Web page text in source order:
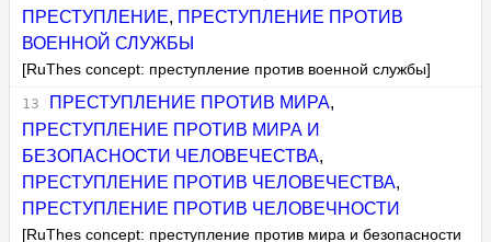
ПРЕСТУПЛЕНИЕ, ПРЕСТУПЛЕНИЕ ПРОТИВ
ВОЕННОЙ СЛУЖБЫ
[RuThes concept: преступление против военной службы]
ПРЕСТУПЛЕНИЕ ПРОТИВ МИРА,
ПРЕСТУПЛЕНИЕ ПРОТИВ МИРА И
БЕЗОПАСНОСТИ ЧЕЛОВЕЧЕСТВА,
ПРЕСТУПЛЕНИЕ ПРОТИВ ЧЕЛОВЕЧЕСТВА,
ПРЕСТУПЛЕНИЕ ПРОТИВ ЧЕЛОВЕЧНОСТИ
[RuThes concept: преступление против мира и безопасности